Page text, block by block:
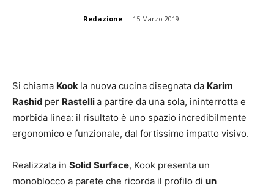
Redazione - 15 Marzo 2019
Si chiama Kook la nuova cucina disegnata da Karim
Rashid per Rastellia partire da una sola, ininterrotta e
morbida linea: il risultato è uno spazio incredibilmente
ergonomico e funzionale, dal fortissimo impatto visivo.
Realizzata in Solid Surface, Kook presenta un
monoblocco a parete che ricorda il profilo di un